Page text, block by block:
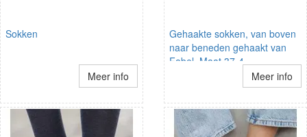
Sokken
Meer info
Gehaakte sokken, van boven
naar beneden gehaakt van
Fabel. Maat 37-4
Meer info